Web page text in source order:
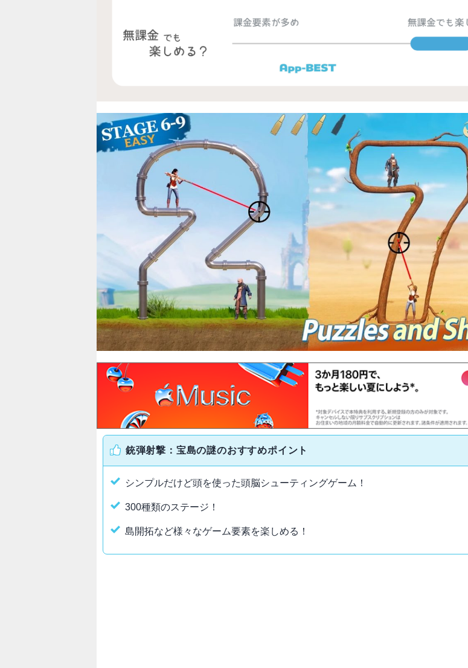
銃弾射撃：宝島の謎のおすすめポイント
シンプルだけど頭を使った頭脳シューティングゲーム！
300種類のステージ！
島開拓など様々なゲーム要素を楽しめる！